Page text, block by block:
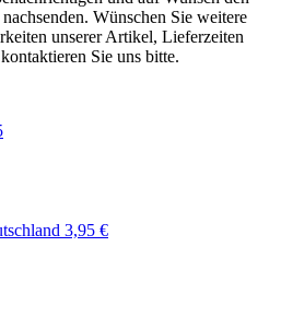
Wünschen Sie weitere
unserer Artikel, Lieferzeiten
Sie uns bitte.
3,95 €